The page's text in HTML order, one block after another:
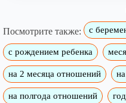
Посмотрите также: с
с рождением ребенка
на 2 месяца отношений
на полгода отношений